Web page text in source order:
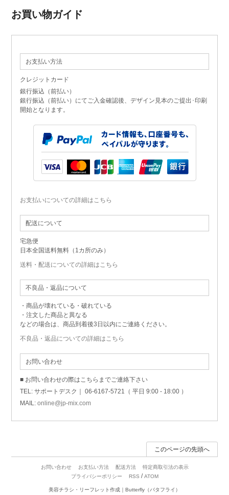
お買い物ガイド
お支払い方法
クレジットカード
銀行振込（前払い）
銀行振込（前払い）にてご入金確認後、デザイン見本のご提出･印刷
開始となります。
お支払いについての詳細はこちら
配送について
宅急便
日本全国送料無料（1カ所のみ）
送料・配送についての詳細はこちら
不良品・返品について
・商品が壊れている・破れている
・注文した商品と異なる
などの場合は、商品到着後3日以内にご連絡ください。
不良品・返品についての詳細はこちら
お問い合わせ
■ お問い合わせの際はこちらまでご連絡下さい
TEL: サポートデスク｜ 06-6167-5721（ 平日 9:00 - 18:00 ）
MAIL: online@jp-mix.com
このページの先頭へ
お問い合わせ お支払い方法 配送方法
特定商取引法の表示
プライバシーポリシー
RSS /ATOM
美容チラシ・リーフレット作成｜Butterfly（バタフライ）